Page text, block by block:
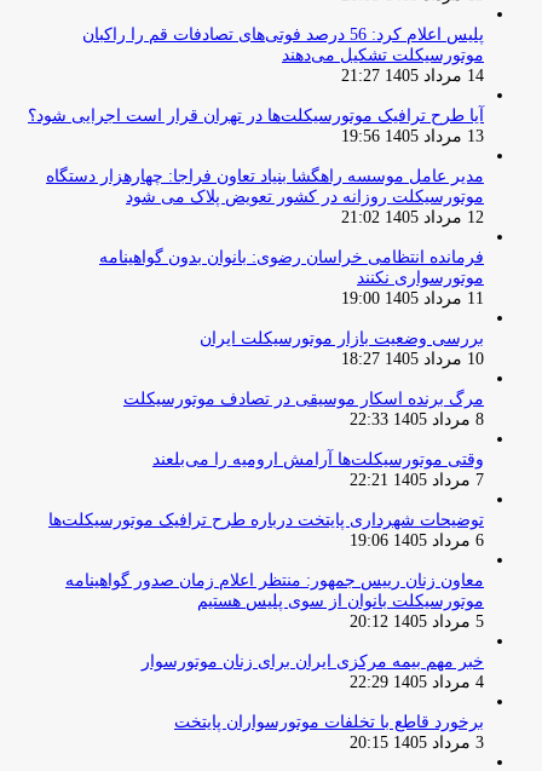
پلیس اعلام کرد: 56 درصد فوتی‌های تصادفات قم را راکبان
موتورسیکلت تشکیل می‌دهند
14 مرداد 1405 21:27
آیا طرح ترافیک موتورسیکلت‌ها در تهران قرار است اجرایی شود؟
13 مرداد 1405 19:56
مدیر عامل موسسه راهگشا بنیاد تعاون فراجا: چهارهزار دستگاه
موتورسیکلت روزانه در کشور تعویض پلاک می شود
12 مرداد 1405 21:02
فرمانده انتظامی خراسان رضوی: بانوان بدون گواهینامه
موتورسواری نکنند
11 مرداد 1405 19:00
بررسی وضعیت بازار موتورسیکلت ایران
10 مرداد 1405 18:27
مرگ برنده اسکار موسیقی در تصادف موتورسیکلت
8 مرداد 1405 22:33
وقتی موتورسیکلت‌ها آرامش ارومیه را می‌بلعند
7 مرداد 1405 22:21
توضیحات شهرداری پایتخت درباره طرح ترافیک موتورسیکلت‌ها
6 مرداد 1405 19:06
معاون زنان رییس جمهور: منتظر اعلام زمان صدور گواهینامه
موتورسیکلت بانوان از سوی پلیس هستیم
5 مرداد 1405 20:12
خبر مهم بیمه مرکزی ایران برای زنان موتورسوار
4 مرداد 1405 22:29
برخورد قاطع با تخلفات موتورسواران پایتخت
3 مرداد 1405 20:15